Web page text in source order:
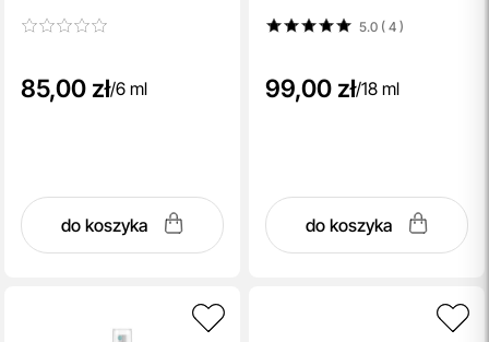
85,00 zł/6 ml
do koszyka
5.0 ( 4)
99,00 zł/18 ml
do koszyka